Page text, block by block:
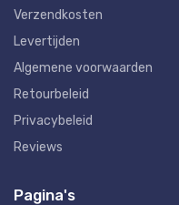
Verzendkosten
Levertijden
Algemene voorwaarden
Retourbeleid
Privacybeleid
Reviews
Pagina's